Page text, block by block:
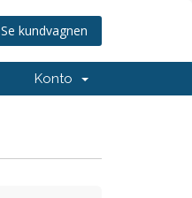
Se kundvagnen
Konto